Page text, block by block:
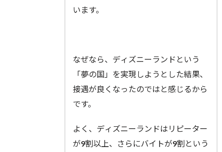
います。
なぜなら、ディズニーランドという
「夢の国」を実現しようとした結果、
接遇が良くなったのではと感じるから
です。
よく、ディズニーランドはリピーター
が9割以上、さらにバイトが9割という